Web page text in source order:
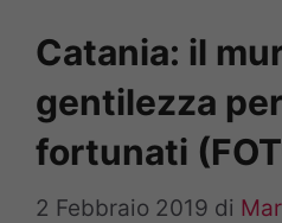
Catania: il
gentilezza
fortunati
2 Febbraio 2019 di